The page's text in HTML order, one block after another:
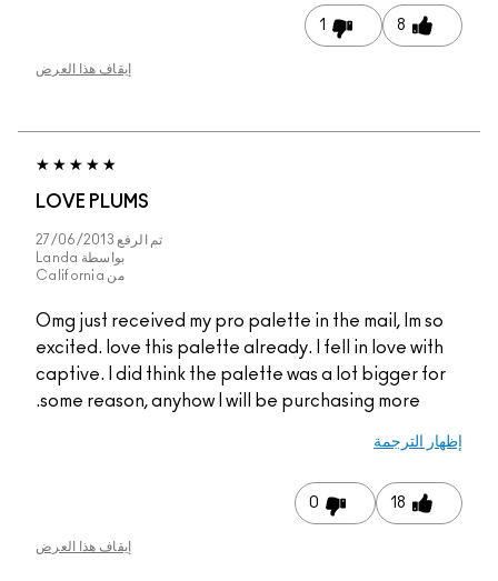
8
1
إيقاف هذا العرض
LOVE PLUMS
تم الرفع 27/06/2013
بواسطة Landa
من California
Omg just received my pro palette in the mail, Im so
excited. love this palette already. I fell in love with
captive. I did think the palette was a lot bigger for
some reason, anyhow I will be purchasing more.
إظهار الترجمة
18
0
إيقاف هذا العرض